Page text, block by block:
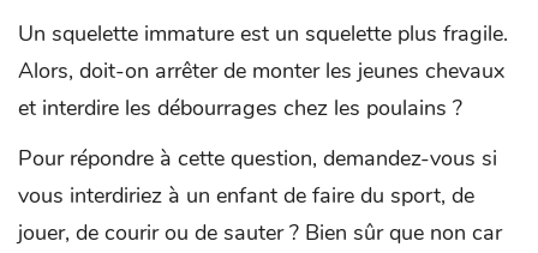
Un squelette immature est un squelette plus fragile.
Alors, doit-on arrêter de monter les jeunes chevaux
et interdire les débourrages chez les poulains ?
Pour répondre à cette question, demandez-vous si
vous interdiriez à un enfant de faire du sport, de
jouer, de courir ou de sauter ? Bien sûr que non car